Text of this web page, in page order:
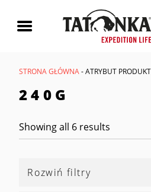
STRONA GŁÓWNA- ATRYBUT
240G
Showing all 6 results
Rozwiń filtry